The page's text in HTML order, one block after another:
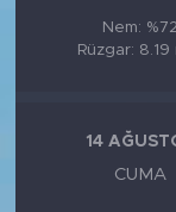
Nem: %72
Rüzgar: 8.19
14
CUMA